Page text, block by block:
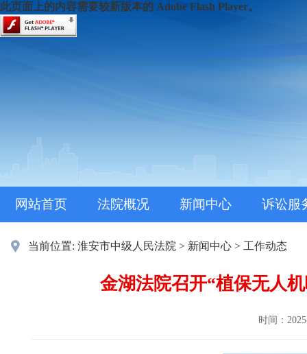
此页面上的内容需要较新版本的 Adobe Flash Player。
网站首页 法院概况 新闻中心 诉讼服
当前位置: 淮安市中级人民法院 > 新闻中心 > 工作动态
金湖法院召开“植保无人
时间：